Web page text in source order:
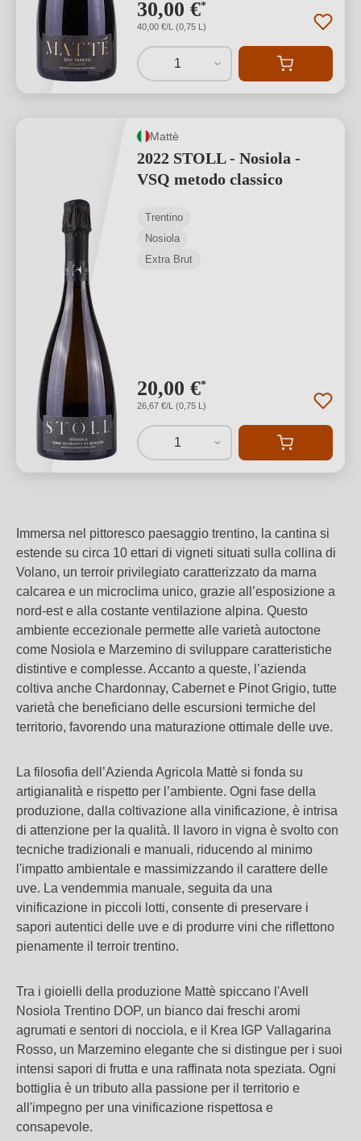
30,00 €*
40,00 €/L (0,75 L)
1
Mattè
2022 STOLL - Nosiola -
VSQ metodo classico
Trentino
Nosiola
Extra Brut
20,00 €*
26,67 €/L (0,75 L)
1
Immersa nel pittoresco paesaggio trentino, la cantina si
estende su circa 10 ettari di vigneti situati sulla collina di
Volano, un terroir privilegiato caratterizzato da marna
calcarea e un microclima unico, grazie all’esposizione a
nord-est e alla costante ventilazione alpina. Questo
ambiente eccezionale permette alle varietà autoctone
come Nosiola e Marzemino di sviluppare caratteristiche
distintive e complesse. Accanto a queste, l’azienda
coltiva anche Chardonnay, Cabernet e Pinot Grigio, tutte
varietà che beneficiano delle escursioni termiche del
territorio, favorendo una maturazione ottimale delle uve.
La filosofia dell’Azienda Agricola Mattè si fonda su
artigianalità e rispetto per l’ambiente. Ogni fase della
produzione, dalla coltivazione alla vinificazione, è intrisa
di attenzione per la qualità. Il lavoro in vigna è svolto con
tecniche tradizionali e manuali, riducendo al minimo
l'impatto ambientale e massimizzando il carattere delle
uve. La vendemmia manuale, seguita da una
vinificazione in piccoli lotti, consente di preservare i
sapori autentici delle uve e di produrre vini che riflettono
pienamente il terroir trentino.
Tra i gioielli della produzione Mattè spiccano l'Avell
Nosiola Trentino DOP, un bianco dai freschi aromi
agrumati e sentori di nocciola, e il Krea IGP Vallagarina
Rosso, un Marzemino elegante che si distingue per i suoi
intensi sapori di frutta e una raffinata nota speziata. Ogni
bottiglia è un tributo alla passione per il territorio e
all'impegno per una vinificazione rispettosa e
consapevole.